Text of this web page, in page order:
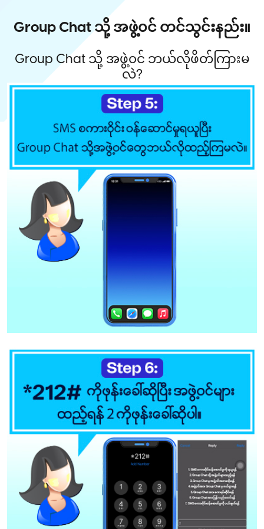
Group Chat သို့ အဖွဲ့၀င် တင်သွင်းနည်း။
Group Chat သို့ အဖွဲ့၀င် ဘယ်လိုဖိတ်ကြားမ
လဲ?